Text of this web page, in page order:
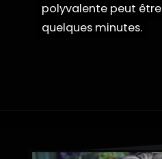
polyvalente peut
quelques minutes.
polyvalente peut
quelques minutes.